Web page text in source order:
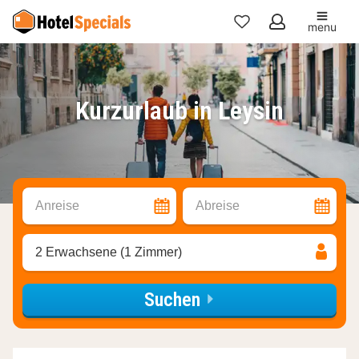
Meine
Favoriten
menu
Kurzurlaub in Leysin
Anreise Abreise
2 Erwachsene (1 Zimmer)
Suchen